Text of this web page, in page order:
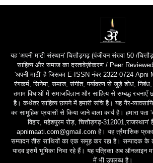
यह 'अपनी माटी संस्थान' चित्तौड़गढ़ (पंजीयन संख्या 50 /
साहित्य और समाज का दस्तावेज़ीकरण / Peer
'अपनी माटी' है जिसका E-ISSN नंबर 2322-0724 Apni
रंगकर्म, सिनेमा, समाज, संगीत, पर्यावरण से जुड़े शोध,
तमाम विधाओं में समाजविज्ञान और साहित्य से सम्बद्ध
है। कथेतर साहित्य छापने में हमारी रूचि है। यह गैर-
का सामूहिक प्रयासों से किया जाने वाला कार्य है। हमारा
विहार, महेशपुरम रोड़, चित्तौड़गढ़-312001,राजस्थान'
apnimaati.com@gmail.com है। यह त्रैमासिक
सम्पादन तीस साथियों का एक समूह कर रहा है। सम्पादक के
यादव इसमें भूमिका निभा रहे हैं। यह पत्रिका अब ऑनलाइन
में भी उपलब्ध है।